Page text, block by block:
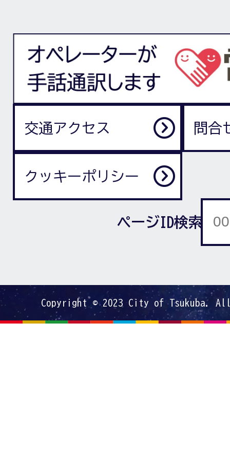
交通アクセス 問合
クッキーポリシー
ページID検索
Copyright © 2023 City of Tsukuba.